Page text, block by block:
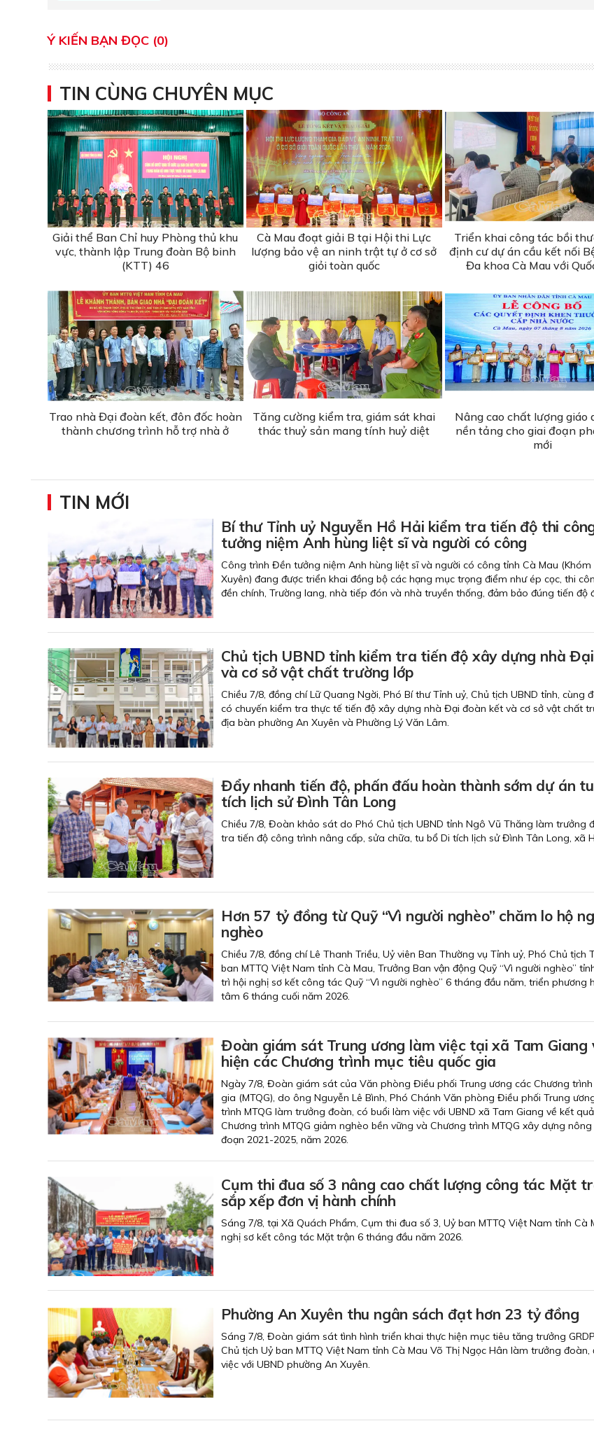
Ý KIẾN BẠN ĐỌC (0)
TIN CÙNG CHUYÊN MỤC
Giải thể Ban Chỉ huy Phòng thủ khu
vực, thành lập Trung đoàn Bộ binh
(KTT) 46
Cà Mau đoạt giải B tại Hội thi Lực
lượng bảo vệ an ninh trật tự ở cơ sở
giỏi toàn quốc
Triển khai công tác bồi
định cư dự án cầu kết nối
Đa khoa Cà Mau với
Trao nhà Đại đoàn kết, đôn đốc hoàn
thành chương trình hỗ trợ nhà ở
Tăng cường kiểm tra, giám sát khai
thác thuỷ sản mang tính huỷ diệt
Nâng cao chất lượng giáo
nền tảng cho giai đoạn
mới
TIN MỚI
Bí thư Tỉnh uỷ Nguyễn Hồ Hải kiểm tra tiến độ thi
tưởng niệm Anh hùng liệt sĩ và người có công
Công trình Đền tưởng niệm Anh hùng liệt sĩ và người có công tỉnh Cà Mau (Khóm
Xuyên) đang được triển khai đồng bộ các hạng mục trọng điểm như ép cọc, thi
đền chính, Trường lang, nhà tiếp đón và nhà truyền thống, đảm bảo đúng tiến độ
Chủ tịch UBND tỉnh kiểm tra tiến độ xây dựng nhà
và cơ sở vật chất trường lớp
Chiều 7/8, đồng chí Lữ Quang Ngời, Phó Bí thư Tỉnh uỷ, Chủ tịch UBND tỉnh, cùng
có chuyến kiểm tra thực tế tiến độ xây dựng nhà Đại đoàn kết và cơ sở vật chất
địa bàn phường An Xuyên và Phường Lý Văn Lâm.
Đẩy nhanh tiến độ, phấn đấu hoàn thành sớm dự án
tích lịch sử Đình Tân Long
Chiều 7/8, Đoàn khảo sát do Phó Chủ tịch UBND tỉnh Ngô Vũ Thăng làm trưởng
tra tiến độ công trình nâng cấp, sửa chữa, tu bổ Di tích lịch sử Đình Tân Long, xã
Hơn 57 tỷ đồng từ Quỹ “Vì người nghèo” chăm lo hộ
nghèo
Chiều 7/8, đồng chí Lê Thanh Triều, Uỷ viên Ban Thường vụ Tỉnh uỷ, Phó Chủ tịch
ban MTTQ Việt Nam tỉnh Cà Mau, Trưởng Ban vận động Quỹ “Vì người nghèo”
trì hội nghị sơ kết công tác Quỹ “Vì người nghèo” 6 tháng đầu năm, triển phương
tâm 6 tháng cuối năm 2026.
Đoàn giám sát Trung ương làm việc tại xã Tam Giang
hiện các Chương trình mục tiêu quốc gia
Ngày 7/8, Đoàn giám sát của Văn phòng Điều phối Trung ương các Chương
gia (MTQG), do ông Nguyễn Lê Bình, Phó Chánh Văn phòng Điều phối Trung
trình MTQG làm trưởng đoàn, có buổi làm việc với UBND xã Tam Giang về kết
Chương trình MTQG giảm nghèo bền vững và Chương trình MTQG xây dựng
đoạn 2021-2025, năm 2026.
Cụm thi đua số 3 nâng cao chất lượng công tác Mặt
sắp xếp đơn vị hành chính
Sáng 7/8, tại Xã Quách Phẩm, Cụm thi đua số 3, Uỷ ban MTTQ Việt Nam tỉnh Cà
nghị sơ kết công tác Mặt trận 6 tháng đầu năm 2026.
Phường An Xuyên thu ngân sách đạt hơn 23 tỷ đồng
Sáng 7/8, Đoàn giám sát tình hình triển khai thực hiện mục tiêu tăng trưởng
Chủ tịch Uỷ ban MTTQ Việt Nam tỉnh Cà Mau Võ Thị Ngọc Hân làm trưởng đoàn,
việc với UBND phường An Xuyên.